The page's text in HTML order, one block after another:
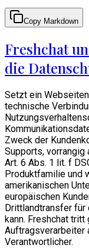
Copy Markdown
Freshchat
die
Setzt ein
technische
Zweck der
Supports,
Art. 6 Abs. 1 lit. f
Produktfamilie und
amerikanischen
europäischen
Drittlandtransfer für
kann. Freshchat
Auftragsverarbeiter
Verantwortlicher.